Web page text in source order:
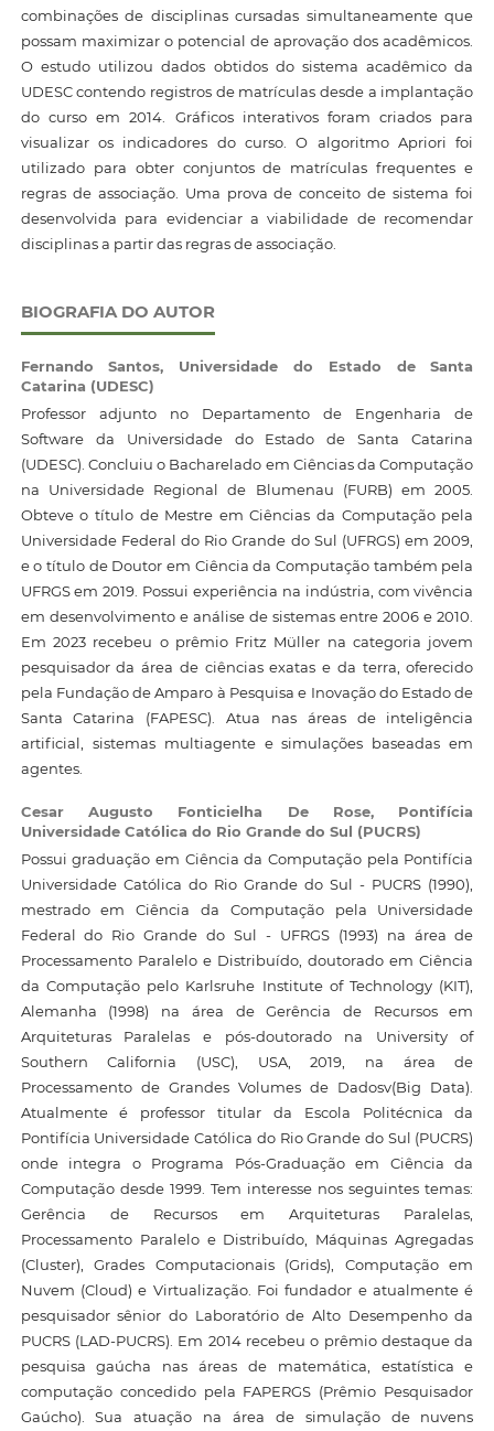
combinações de disciplinas cursadas simultaneamente que
possam maximizar o potencial de aprovação dos acadêmicos.
O estudo utilizou dados obtidos do sistema acadêmico da
UDESC contendo registros de matrículas desde a implantação
do curso em 2014. Gráficos interativos foram criados para
visualizar os indicadores do curso. O algoritmo Apriori foi
utilizado para obter conjuntos de matrículas frequentes e
regras de associação. Uma prova de conceito de sistema foi
desenvolvida para evidenciar a viabilidade de recomendar
disciplinas a partir das regras de associação.
BIOGRAFIA DO AUTOR
Fernando Santos, Universidade do Estado de Santa
Catarina (UDESC)
Professor adjunto no Departamento de Engenharia de
Software da Universidade do Estado de Santa Catarina
(UDESC). Concluiu o Bacharelado em Ciências da Computação
na Universidade Regional de Blumenau (FURB) em 2005.
Obteve o título de Mestre em Ciências da Computação pela
Universidade Federal do Rio Grande do Sul (UFRGS) em 2009,
e o título de Doutor em Ciência da Computação também pela
UFRGS em 2019. Possui experiência na indústria, com vivência
em desenvolvimento e análise de sistemas entre 2006 e 2010.
Em 2023 recebeu o prêmio Fritz Müller na categoria jovem
pesquisador da área de ciências exatas e da terra, oferecido
pela Fundação de Amparo à Pesquisa e Inovação do Estado de
Santa Catarina (FAPESC). Atua nas áreas de inteligência
artificial, sistemas multiagente e simulações baseadas em
agentes.
Cesar Augusto Fonticielha De Rose, Pontifícia
Universidade Católica do Rio Grande do Sul (PUCRS)
Possui graduação em Ciência da Computação pela Pontifícia
Universidade Católica do Rio Grande do Sul - PUCRS (1990),
mestrado em Ciência da Computação pela Universidade
Federal do Rio Grande do Sul - UFRGS (1993) na área de
Processamento Paralelo e Distribuído, doutorado em Ciência
da Computação pelo Karlsruhe Institute of Technology (KIT),
Alemanha (1998) na área de Gerência de Recursos em
Arquiteturas Paralelas e pós-doutorado na University of
Southern California (USC), USA, 2019, na área de
Processamento de Grandes Volumes de Dadosv(Big Data).
Atualmente é professor titular da Escola Politécnica da
Pontifícia Universidade Católica do Rio Grande do Sul (PUCRS)
onde integra o Programa Pós-Graduação em Ciência da
Computação desde 1999. Tem interesse nos seguintes temas:
Gerência de Recursos em Arquiteturas Paralelas,
Processamento Paralelo e Distribuído, Máquinas Agregadas
(Cluster), Grades Computacionais (Grids), Computação em
Nuvem (Cloud) e Virtualização. Foi fundador e atualmente é
pesquisador sênior do Laboratório de Alto Desempenho da
PUCRS (LAD-PUCRS). Em 2014 recebeu o prêmio destaque da
pesquisa gaúcha nas áreas de matemática, estatística e
computação concedido pela FAPERGS (Prêmio Pesquisador
Gaúcho). Sua atuação na área de simulação de nuvens